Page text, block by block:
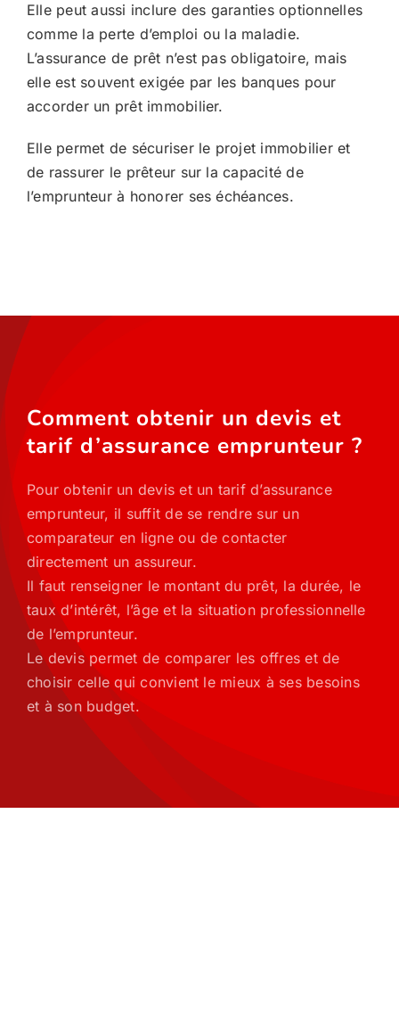
Elle peut aussi inclure des garanties optionnelles
comme la perte d’emploi ou la maladie.
L’assurance de prêt n’est pas obligatoire, mais
elle est souvent exigée par les banques pour
accorder un prêt immobilier.
Elle permet de sécuriser le projet immobilier et
de rassurer le prêteur sur la capacité de
l’emprunteur à honorer ses échéances.
Comment obtenir un devis et
tarif d’assurance emprunteur ?
Pour obtenir un devis et un tarif d’assurance
emprunteur, il suffit de se rendre sur un
comparateur en ligne ou de contacter
directement un assureur.
Il faut renseigner le montant du prêt, la durée, le
taux d’intérêt, l’âge et la situation professionnelle
de l’emprunteur.
Le devis permet de comparer les offres et de
choisir celle qui convient le mieux à ses besoins
et à son budget.